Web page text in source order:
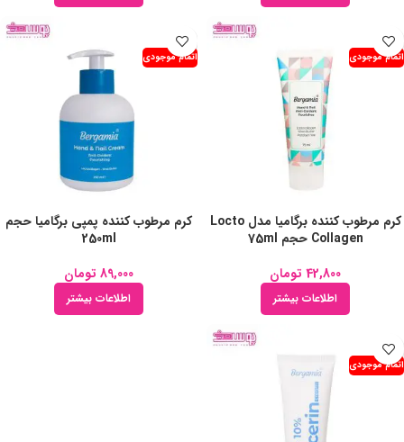
اتمام موجودی
کرم مرطوب کننده برگامیا مدل Locto
Collagen حجم 75ml
42,800 تومان
اطلاعات بیشتر
اتمام موجودی
کرم مرطوب کننده پمپی برگامیا حجم
250ml
89,000 تومان
اطلاعات بیشتر
اتمام موجودی